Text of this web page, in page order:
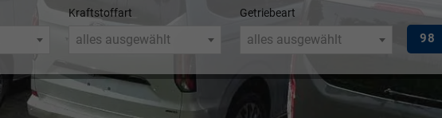
Kraftstoffart
alles ausgewählt
Getriebeart
alles ausgewählt 98